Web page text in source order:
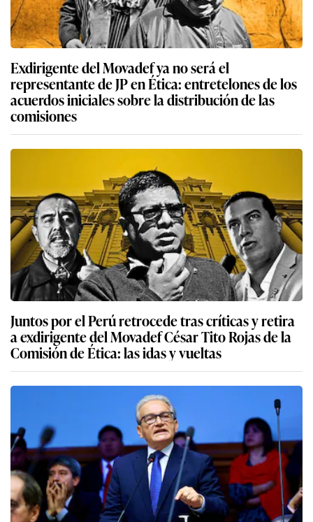
Exdirigente del Movadef ya no será el
representante de JP en Ética: entretelones de los
acuerdos iniciales sobre la distribución de las
comisiones
Juntos por el Perú retrocede tras críticas y retira
a exdirigente del Movadef César Tito Rojas de la
Comisión de Ética: las idas y vueltas